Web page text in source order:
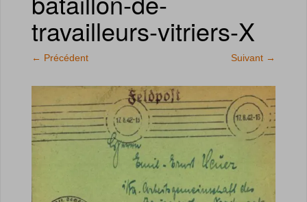
travailleurs-vitriers-X
← Précédent Suivant →